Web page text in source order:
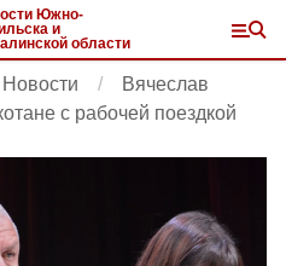
Южно-
и
области
Новости
Вячеслав
с рабочей поездкой